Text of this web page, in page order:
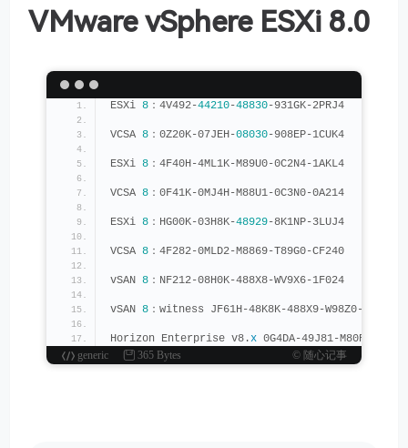
VMware vSphere ESXi 8.0
ESXi 8 ：4V492-44210-48830-931GK-2PRJ4
VCSA 8 ：0Z20K-07JEH-08030-908EP-1CUK4
ESXi 8 ：4F40H-4ML1K-M89U0-0C2N4-1AKL4
VCSA 8 ：0F41K-0MJ4H-M88U1-0C3N0-0A214
ESXi 8 ：HG00K-03H8K-48929-8K1NP-3LUJ4
VCSA 8 ：4F282-0MLD2-M8869-T89G0-CF240
vSAN 8 ：NF212-08H0K-488X8-WV9X6-1F024
vSAN 8 ：witness JF61H-48K8K-488X9-W98Z0-1FH24
Horizon Enterprise v8.x 0G4DA-49J81-M80R1-
generic
365 Bytes © 随心记事